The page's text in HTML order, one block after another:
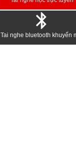
Tai nghe bluetooth khuyến